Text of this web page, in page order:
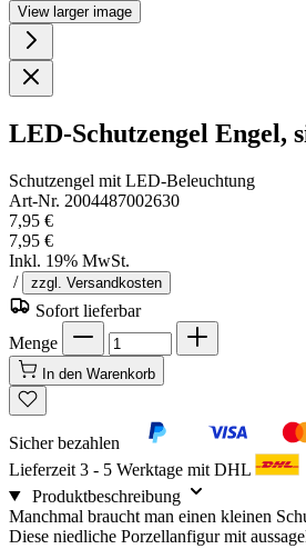
View larger image
LED-Schutzengel Engel,
Schutzengel mit LED-Beleuchtung
Art-Nr. 2004487002630
7,95 €
7,95 €
Inkl. 19% MwSt.
/
zzgl. Versandkosten
Sofort lieferbar
Menge
In den Warenkorb
Sicher bezahlen
Lieferzeit 3 - 5 Werktage mit DHL
Produktbeschreibung
Manchmal braucht man einen kleinen
Diese niedliche Porzellanfigur mit